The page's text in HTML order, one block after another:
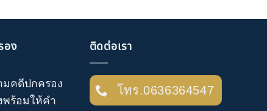
อง
คดีปกครอง
พร้อมให้คำ
ติดต่อเรา
โทร.0636364547